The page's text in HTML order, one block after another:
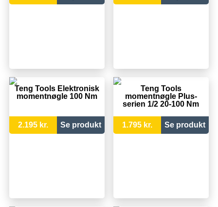
Teng Tools Elektronisk
momentnøgle 100 Nm
2.195 kr. Se produkt
Teng Tools
momentnøgle Plus-
serien 1/2 20-100 Nm
1.795 kr. Se produkt